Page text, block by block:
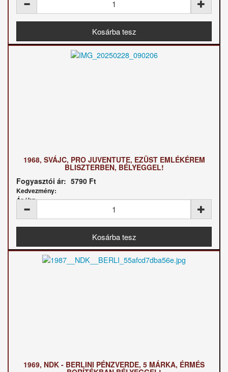
1968, SVÁJC, PRO JUVENTUTE, EZÜST EMLÉKÉREM
BLISZTERBEN, BÉLYEGGEL!
Fogyasztói ár: 5790 Ft
Kedvezmény:
Ár / kg:
1969, NDK - BERLINI PÉNZVERDE, 5 MÁRKA, ÉRMÉS